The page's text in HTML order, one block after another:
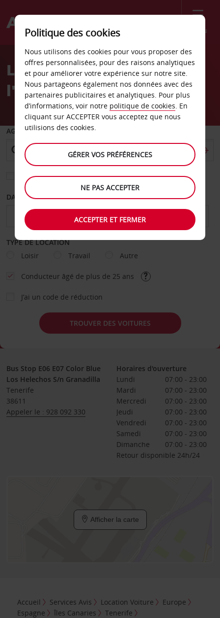
Menu
Welcome
AvisLocation de voiture à
l'aéroport de Tenerife Sud
AGENCE DE DÉPART
Sélectionnez une autre agence de retour
DATE DE DÉPART DATE DE RETOUR
TYPE DE LOCATION
Loisir
Travail Autre
Conducteur âgé de plus de 25 ans
J’ai un code de réduction
TROUVER DES VOITURES
Bus Stop E06 E07 Color Blue
Los Helechos S/n Granadilla
Tenerife
38611
Appeler le : 928 092 330
Horaires d'ouverture
Lundi
07:00 - 23:00
Mardi
07:00 - 23:00
Mercredi
07:00 - 23:00
Jeudi
07:00 - 23:00
Vendredi
07:00 - 23:00
Samedi
07:00 - 23:00
Dimanche
07:00 - 23:00
Retour disponible 24h/24
Afficher la carte
Accueil Services Avis Location Voiture
Europe
Espagne
Îles Canaries
Tenerife
Politique des cookies
Nous utilisons des cookies pour vous proposer des
offres personnalisées, pour des raisons analytiques
et pour améliorer votre expérience sur notre site.
Nous partageons également nos données avec des
partenaires publicitaires et analytiques. Pour plus
d’informations, voir notre politique de cookies. En
cliquant sur ACCEPTER vous acceptez que nous
utilisions des cookies.
GÉRER VOS PRÉFÉRENCES
NE PAS ACCEPTER
ACCEPTER ET FERMER